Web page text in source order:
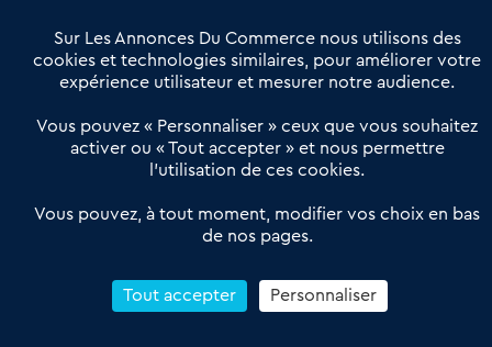
Offres Pro
Actualités
Qui sommes nous ?
Derniers articles
Réseau 3C : un partenaire national dédié aux transactions
Petitscommerces : Un partenariat au service du commerce de
proximité et des territoires
Reprendre un Restaurant Rapide
Sur Les Annonces Du Commerce nous utilisons des
cookies et technologies similaires, pour améliorer votre
expérience utilisateur et mesurer notre audience.
Vous pouvez « Personnaliser » ceux que vous souhaitez
activer ou « Tout accepter » et nous permettre
l’utilisation de ces cookies.
Vous pouvez, à tout moment, modifier vos choix en bas
de nos pages.
Tout accepter Personnaliser